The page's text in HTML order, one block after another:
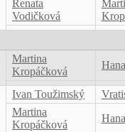
Renata
Vodičková
Martina
Kropáčková
Ivan Toužimský
Martina
Kropáčková